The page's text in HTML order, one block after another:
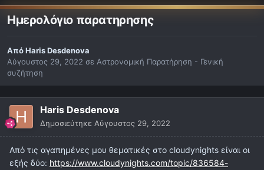
Ημερολόγιο παρατηρησης
ΑπόHaris Desdenova
Αύγουστος 29, 2022 σε Αστρονομική Παρατήρηση - Γενική
συζήτηση
Haris Desdenova
Δημοσιεύτηκε Αύγουστος 29, 2022
Από τις αγαπημένες μου θεματικές στο cloudynights είναι οι
εξής δύο: https://www.cloudynights.com/topic/836584-